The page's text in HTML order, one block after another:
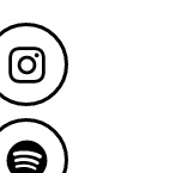
Spotify